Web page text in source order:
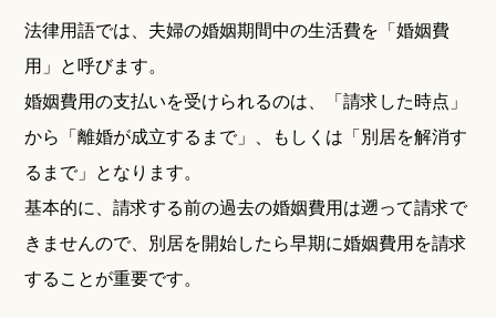
法律用語では、夫婦の婚姻期間中の生活費を「婚姻費
用」と呼びます。
婚姻費用の支払いを受けられるのは、「請求した時点」
から「離婚が成立するまで」、もしくは「別居を解消す
るまで」となります。
基本的に、請求する前の過去の婚姻費用は遡って請求で
きませんので、別居を開始したら早期に婚姻費用を請求
することが重要です。